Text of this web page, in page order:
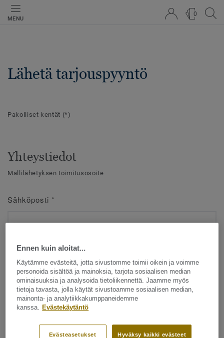
MENU
0
Lähetä tarjouspyyntö
Pakolliset kentät (*)
Yhteystiedot
Mallilähetyksen toimitusosoite
Sähköposti *
Etunimi*
Sukunimi*
Ennen kuin aloitat...
Käytämme evästeitä, jotta sivustomme toimii oikein ja voimme
personoida sisältöä ja mainoksia, tarjota sosiaalisen median
ominaisuuksia ja analysoida tietoliikennettä. Jaamme myös
tietoja tavasta, jolla käytät sivustoamme sosiaalisen median,
mainonta- ja analytiikkakumppaneidemme
kanssa.
Evästekäytäntö
Hyväksy kaikki evästeet
Evästeasetukset